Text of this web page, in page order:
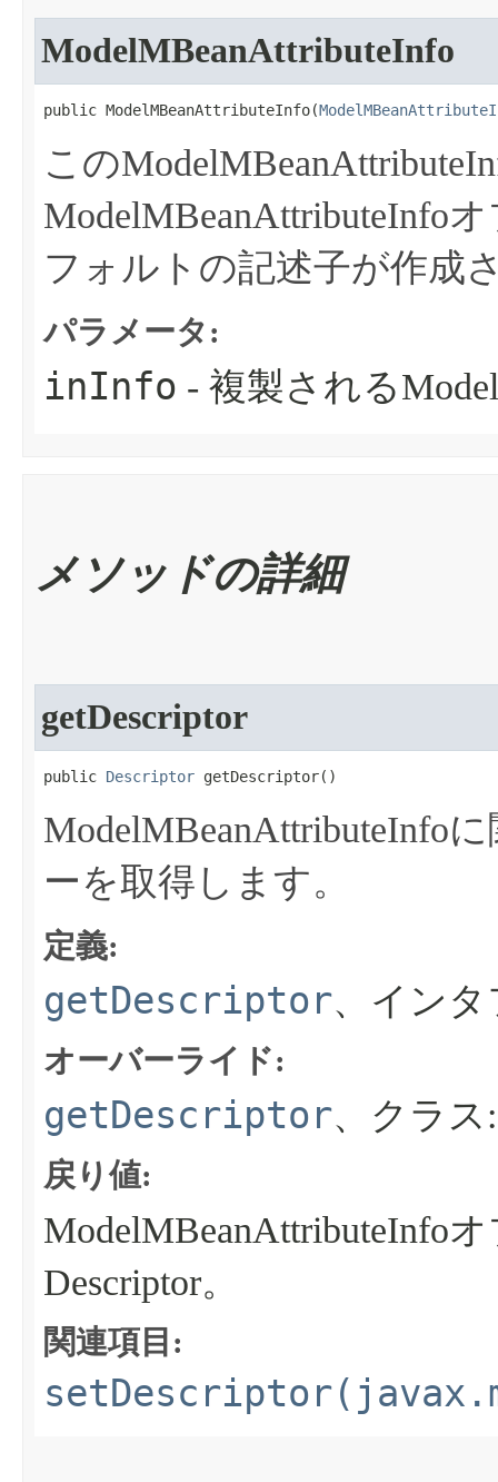
ModelMBeanAttributeInfo
public ModelMBeanAttributeInfo​(
この
ModelMBeanAttributeInfo
フォルトの記述子が作成
パラメータ:
inInfo - 複製される
メソッドの詳細
getDescriptor
public Descriptor getDescriptor​()
ModelMBeanAttributeInfo
ーを取得します。
定義:
getDescriptor、イン
オーバーライド:
getDescriptor、クラ
戻り値:
ModelMBeanAttributeInfo
Descriptor。
関連項目: